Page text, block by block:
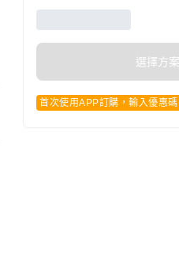
選擇方案
首次使用APP訂購，輸入優惠